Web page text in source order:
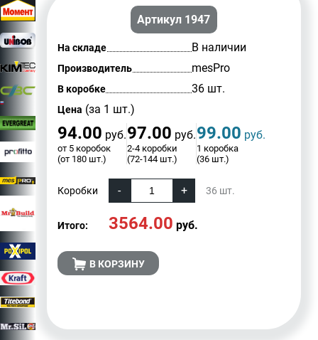
Артикул 1947
На складе В наличии
Производитель mesPro
В коробке 36 шт.
Цена (за 1 шт.)
94.00 руб.
от 5 коробок
(от 180 шт.)
97.00 руб.
2-4 коробки
(72-144 шт.)
99.00 руб.
1 коробка
(36 шт.)
Коробки 36 шт.
Итого: 3564.00 руб.
В КОРЗИНУ